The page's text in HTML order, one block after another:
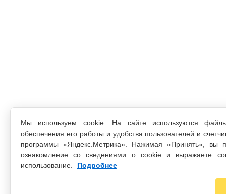
Мы используем cookie. На сайте используются
обеспечения его работы и удобства пользователей и
программы «Яндекс.Метрика». Нажимая «Принять», вы
ознакомление со сведениями о cookie и выражаете
использование.
Подробнее